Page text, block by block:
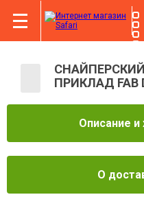
ПРИКЛАД FAB
Описание и
О